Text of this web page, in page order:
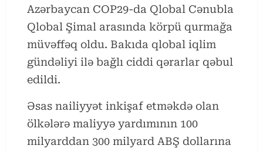
Azərbaycan COP29-da Qlobal Cənubla
Qlobal Şimal arasında körpü qurmağa
müvəffəq oldu. Bakıda qlobal iqlim
gündəliyi ilə bağlı ciddi qərarlar qəbul
edildi.
Əsas nailiyyət inkişaf etməkdə olan
ölkələrə maliyyə yardımının 100
milyarddan 300 milyard ABŞ dollarına